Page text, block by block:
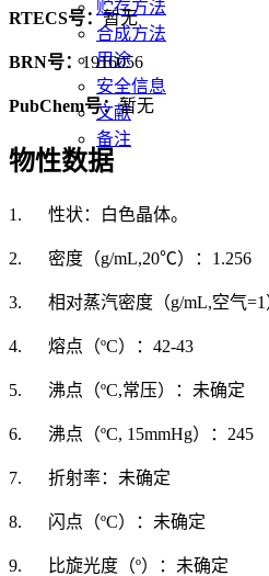
贮存方法
合成方法
用途
安全信息
文献
备注
RTECS号：暂无
BRN号：1916056
PubChem号：暂无
物性数据
1. 性状：白色晶体。
2. 密度（g/mL,20℃）：1.256
3. 相对蒸汽密度（g/mL,空气=1
4. 熔点（ºC）：42-43
5. 沸点（ºC,常压）：未确定
6. 沸点（ºC, 15mmHg）：245
7. 折射率：未确定
8. 闪点（ºC）：未确定
9. 比旋光度（º）：未确定